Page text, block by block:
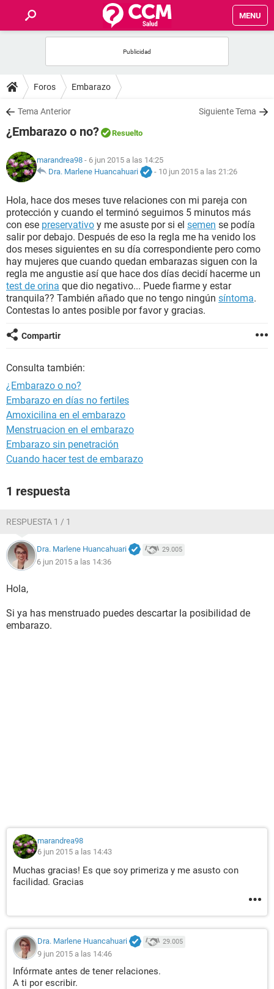
MENU
FOROS
SALUD
FAMILIA
NUTRICIÓN
BIENESTAR
SEXUALIDAD
GLOSARIO
Foros Embarazo
Tema Anterior Siguiente Tema
¿Embarazo o no? Resuelto
marandrea98 - 6 jun 2015 a las 14:25
Dra. Marlene Huancahuari
- 10 jun 2015 a las 21:26
Hola, hace dos meses tuve relaciones con mi pareja con
protección y cuando el terminó seguimos 5 minutos más
con ese preservativo y me asuste por si el semen se podía
salir por debajo. Después de eso la regla me ha venido los
dos meses siguientes en su día correspondiente pero como
hay mujeres que cuando quedan embarazas siguen con la
regla me angustie así que hace dos días decidí hacerme un
test de orina que dio negativo... Puede fiarme y estar
tranquila?? También añado que no tengo ningún síntoma.
Contestas lo antes posible por favor y gracias.
Compartir
Consulta también:
¿Embarazo o no?
Embarazo en días no fertiles
Amoxicilina en el embarazo
Menstruacion en el embarazo
Embarazo sin penetración
Cuando hacer test de embarazo
1 respuesta
RESPUESTA 1 / 1
Dra. Marlene Huancahuari 29.005
6 jun 2015 a las 14:36
Hola,
Si ya has menstruado puedes descartar la posibilidad de
embarazo.
marandrea98
6 jun 2015 a las 14:43
Muchas gracias! Es que soy primeriza y me asusto con
facilidad. Gracias
Dra. Marlene Huancahuari 29.005
9 jun 2015 a las 14:46
Infórmate antes de tener relaciones.
A ti por escribir.